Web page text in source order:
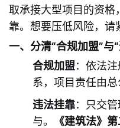
取承接大型项目的资格
靠。想要压低风险，请
一、分清“合规加盟”与
合规加盟：依法
系，项目责任由总
违法挂靠：只交
与。
《建筑法》